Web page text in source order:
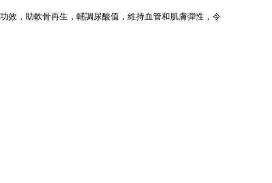
效，助軟骨再生，輔調尿酸值，維持血管和肌膚彈性，令